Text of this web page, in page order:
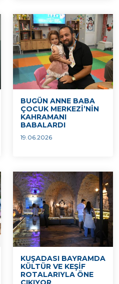
BUGÜN ANNE BABA
ÇOCUK MERKEZİ’NİN
KAHRAMANI
BABALARDI
19.06.2026
KUŞADASI BAYRAMDA
KÜLTÜR VE KEŞİF
ROTALARIYLA ÖNE